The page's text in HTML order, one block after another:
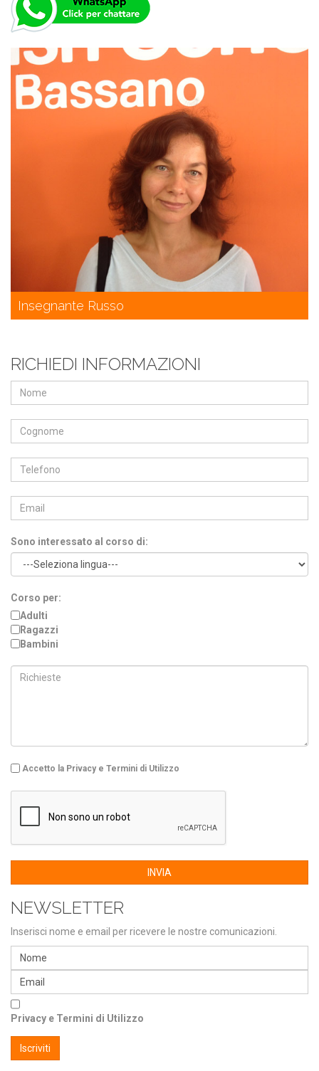
Insegnante Russo
RICHIEDI INFORMAZIONI
Sono interessato al corso di:
Corso per:
Adulti
Ragazzi
Bambini
Accetto la Privacy e Termini di Utilizzo
INVIA
NEWSLETTER
Inserisci nome e email per ricevere le nostre comunicazioni.
Privacy e Termini di Utilizzo